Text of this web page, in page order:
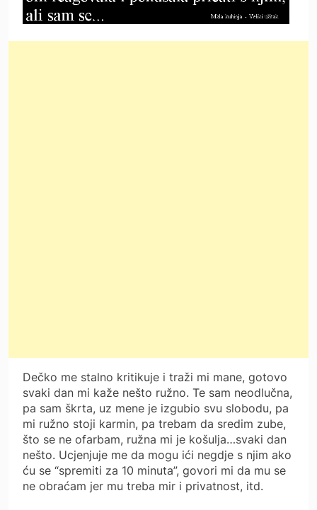
Dečko me stalno kritikuje i traži mi mane, gotovo
svaki dan mi kaže nešto ružno. Te sam neodlučna,
pa sam škrta, uz mene je izgubio svu slobodu, pa
mi ružno stoji karmin, pa trebam da sredim zube,
što se ne ofarbam, ružna mi je košulja…svaki dan
nešto. Ucjenjuje me da mogu ići negdje s njim ako
ću se “spremiti za 10 minuta”, govori mi da mu se
ne obraćam jer mu treba mir i privatnost, itd.